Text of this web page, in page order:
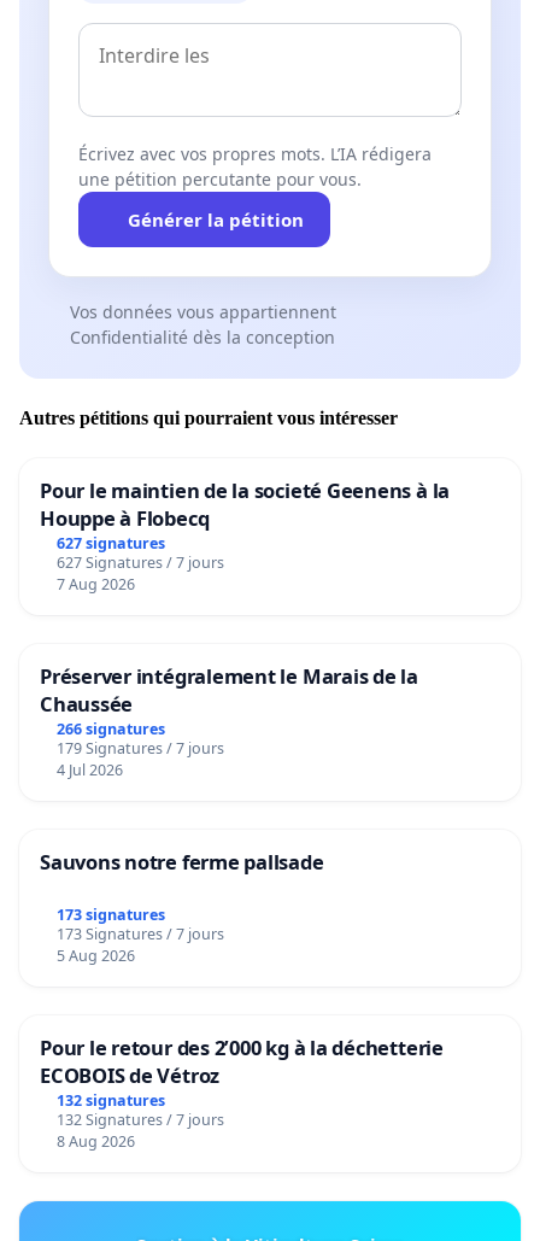
Écrivez avec vos propres mots. L’IA rédigera
une pétition percutante pour vous.
Générer la pétition
Vos données vous appartiennent
Confidentialité dès la conception
Autres pétitions qui pourraient vous intéresser
Pour le maintien de la societé Geenens à la
Houppe à Flobecq
627 signatures
627 Signatures / 7 jours
7 Aug 2026
Préserver intégralement le Marais de la
Chaussée
266 signatures
179 Signatures / 7 jours
4 Jul 2026
Sauvons notre ferme pallsade
173 signatures
173 Signatures / 7 jours
5 Aug 2026
Pour le retour des 2’000 kg à la déchetterie
ECOBOIS de Vétroz
132 signatures
132 Signatures / 7 jours
8 Aug 2026